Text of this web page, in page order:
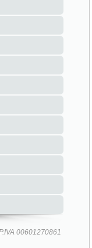
00601270861